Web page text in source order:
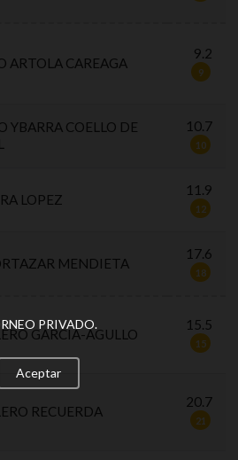
PRIVADO.
Aceptar
ARTOLA CAREAGA
9.2
9
YBARRA COELLO DE
10.7
10
LOPEZ
11.9
12
MENDIETA
17.6
18
GARCIA-AGULLO
15.5
15
RECUERDA
20.7
21